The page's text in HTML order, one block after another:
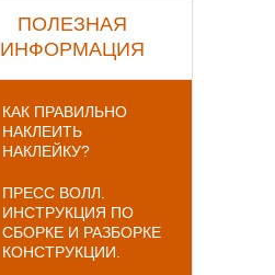
ПОЛЕЗНАЯ
ИНФОРМАЦИЯ
КАК ПРАВИЛЬНО
НАКЛЕИТЬ
НАКЛЕЙКУ?
ПРЕСС ВОЛЛ.
ИНСТРУКЦИЯ ПО
СБОРКЕ И РАЗБОРКЕ
КОНСТРУКЦИИ.